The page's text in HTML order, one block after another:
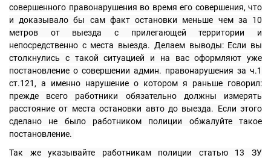
совершенного правонарушения во время его совершения, что
и доказывало бы сам факт остановки меньше чем за 10
метров от выезда с прилегающей территории и
непосредственно с места выезда. Делаем выводы: Если вы
столкнулись с такой ситуацией и на вас оформляют уже
постановление о совершении админ. правонарушения за ч.1
ст.121, а именно нарушение о котором я раньше говорил:
прежде всего работники обязательно должны измерять
расстояние от места остановки авто до выезда. Если этого
сделано не было работником полиции обжалуйте такое
постановление.
Так же указывайте работникам полиции статью 13 ЗУ